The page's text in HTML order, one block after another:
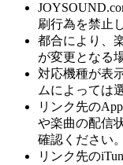
刷行為を禁止
都合により、
が変更となる
対応機種が表
ムによっては
リンク先の
や楽曲の配信
確認ください。
リンク先の